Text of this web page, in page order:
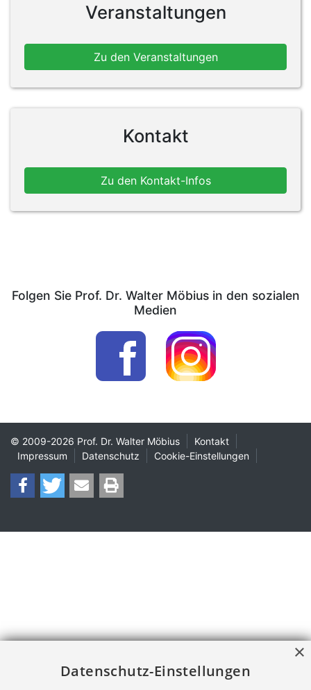
Veranstaltungen
Zu den Veranstaltungen
Kontakt
Zu den Kontakt-Infos
Folgen Sie Prof. Dr. Walter Möbius in den sozialen
Medien
© 2009-2026 Prof. Dr. Walter Möbius
Kontakt
Impressum
Datenschutz Cookie-Einstellungen
Datenschutz-Einstellungen
×